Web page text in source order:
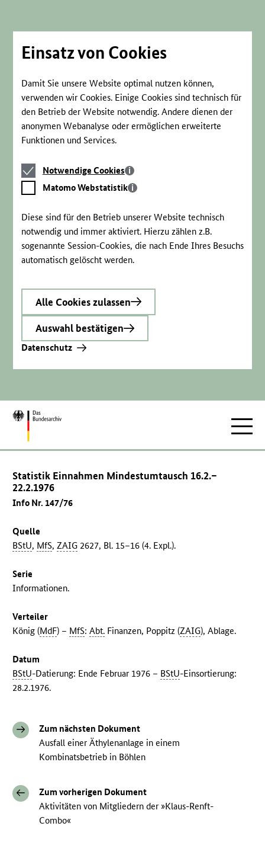
Einsatz von Cookies
Damit Sie unsere Website optimal nutzen können,
verwenden wir Cookies. Einige Cookies sind technisch für
den Betrieb der Website notwendig. Andere dienen der
anonymen Webanalyse oder ermöglichen erweiterte
Funktionen und Services.
Notwendige
Cookies
Notwendige Cookies
Matomo
Webstatistik
Matomo Webstatistik
Diese sind für den Betrieb unserer Website technisch
notwendig und immer aktiviert. Hierzu zählen z.B.
sogenannte Session-Cookies, die nach Ende Ihres Besuchs
automatisch gelöscht werden.
Alle Cookies zulassen
Auswahl bestätigen
Datenschutz
Zur
Statistik Einnahmen Mindestumtausch 16.2.–
22.2.1976
Info Nr. 147/76
Quelle
BStU, MfS,ZAIG 2627, Bl. 15–16 (4. Expl.).
Serie
Informationen.
Verteiler
König (MdF) – MfS:Abt. Finanzen, Poppitz (ZAIG), Ablage.
Datum
BStU-Datierung: Ende Februar 1976 – BStU-Einsortierung:
28.2.1976.
Zum nächsten Dokument
Ausfall einer Äthylenanlage in einem
Kombinatsbetrieb in Böhlen
Zum vorherigen Dokument
Aktivitäten von Mitgliedern der »Klaus-Renft-
Combo«